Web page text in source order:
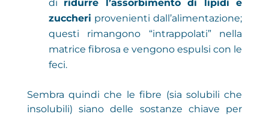
di ridurre l’assorbimento di lipidi e
zuccheri provenienti dall’alimentazione;
questi rimangono “intrappolati” nella
matrice fibrosa e vengono espulsi con le
feci.
Sembra quindi che le fibre (sia solubili che
insolubili) siano delle sostanze chiave per